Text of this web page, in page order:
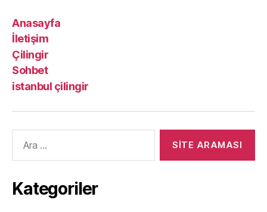
Anasayfa
İletişim
Çilingir
Sohbet
istanbul çilingir
yap:
Kategoriler